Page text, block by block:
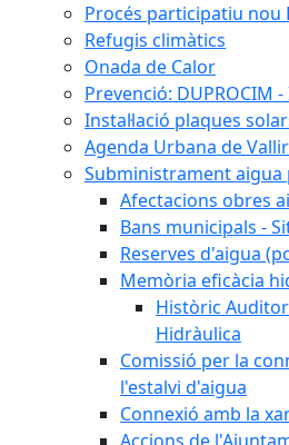
Procés participatiu nou
Refugis climàtics
Onada de Calor
Prevenció: DUPROCIM
Instal·lació plaques
Agenda Urbana de
Subministrament aigua
Afectacions obres
Bans municipals -
Reserves d'aigua
Memòria eficàcia
Històric
Hidràulica
Comissió per la
l'estalvi d'aigua
Connexió amb la